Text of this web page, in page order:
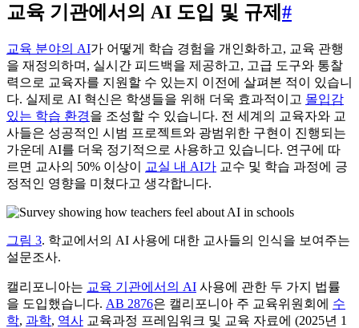
교육 기관에서의 AI 도입 및 규제 #
교육 분야의 AI가 어떻게 학습 경험을 개인화하고, 교육 관행
을 재정의하며, 실시간 피드백을 제공하고, 고급 도구와 통찰
력으로 교육자를 지원할 수 있는지 이전에 살펴본 적이 있습니
다. 실제로 AI 혁신은 학생들을 위해 더욱 효과적이고 몰입감
있는 학습 환경을 조성할 수 있습니다. 전 세계의 교육자와 교
사들은 성공적인 시범 프로젝트와 광범위한 구현이 진행되는
가운데 AI를 더욱 정기적으로 사용하고 있습니다. 연구에 따
르면 교사의 50% 이상이
교실 내 AI가 교수 및 학습 과정에 긍
정적인 영향을 미쳤다고 생각합니다.
그림 3. 학교에서의 AI 사용에 대한 교사들의 인식을 보여주는
설문조사.
캘리포니아는 교육 기관에서의 AI 사용에 관한 두 가지 법률
을 도입했습니다. AB 2876은 캘리포니아 주 교육위원회에 수
학, 과학, 역사 교육과정 프레임워크 및 교육 자료에 (2025년 1